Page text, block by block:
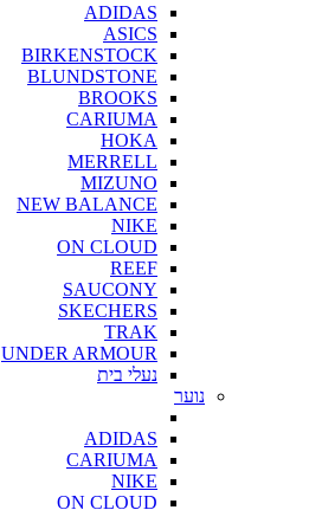
ADIDAS
ASICS
BIRKENSTOCK
BLUNDSTONE
BROOKS
CARIUMA
HOKA
MERRELL
MIZUNO
NEW BALANCE
NIKE
ON CLOUD
REEF
SAUCONY
SKECHERS
TRAK
UNDER ARMOUR
נעלי בית
נוער
ADIDAS
CARIUMA
NIKE
ON CLOUD